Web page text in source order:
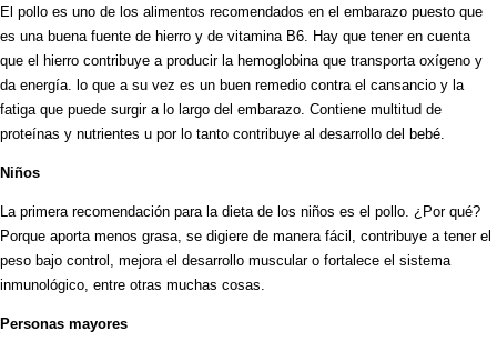
El pollo es uno de los alimentos recomendados en el embarazo puesto que
es una buena fuente de hierro y de vitamina B6. Hay que tener en cuenta
que el hierro contribuye a producir la hemoglobina que transporta oxígeno y
da energía. lo que a su vez es un buen remedio contra el cansancio y la
fatiga que puede surgir a lo largo del embarazo. Contiene multitud de
proteínas y nutrientes u por lo tanto contribuye al desarrollo del bebé.
Niños
La primera recomendación para la dieta de los niños es el pollo. ¿Por qué?
Porque aporta menos grasa, se digiere de manera fácil, contribuye a tener el
peso bajo control, mejora el desarrollo muscular o fortalece el sistema
inmunológico, entre otras muchas cosas.
Personas mayores